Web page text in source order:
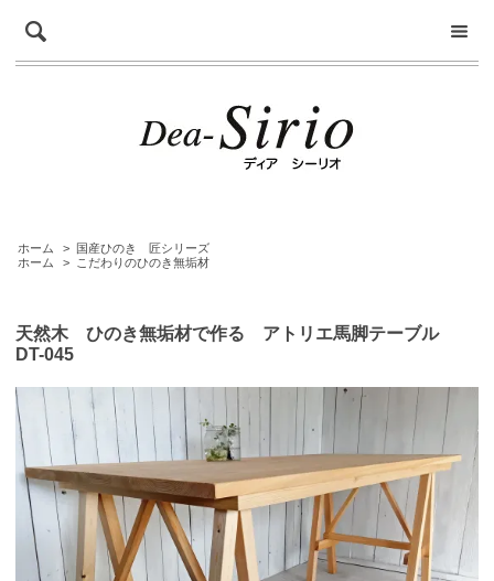
ホーム >
国産ひのき 匠シリーズ
ホーム
> こだわりのひのき無垢材
天然木 ひのき無垢材で作る アトリエ馬脚テーブル
DT-045